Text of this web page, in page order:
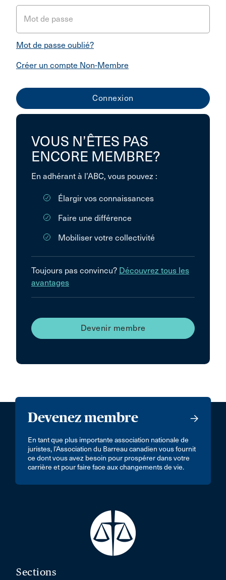
Mot de passe
Mot de passe oublié?
Créer un compte Non-Membre
VOUS N’ÊTES PAS
ENCORE MEMBRE?
En adhérant à l’ABC, vous pouvez :
Élargir vos connaissances
Faire une différence
Mobiliser votre collectivité
Toujours pas convincu? Découvrez tous les
avantages
Devenir membre
Devenez membre
En tant que plus importante association nationale de
juristes, l’Association du Barreau canadien vous fournit
ce dont vous avez besoin pour prospérer dans votre
carrière et pour faire face aux changements de vie.
Sections